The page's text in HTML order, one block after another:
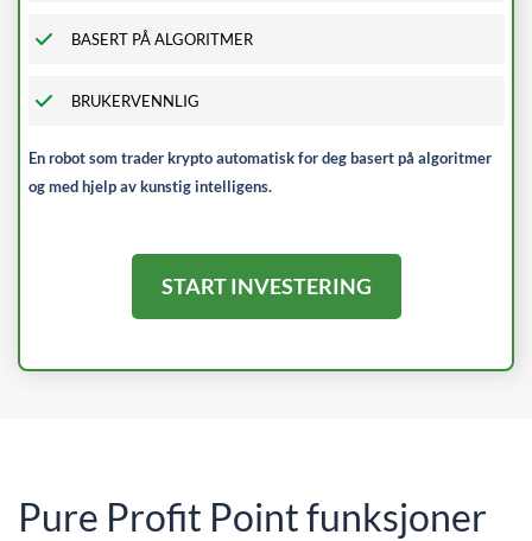
START INVESTERING
BASERT PÅ ALGORITMER
BRUKERVENNLIG
En robot som trader krypto automatisk for deg basert på algoritmer
og med hjelp av kunstig intelligens.
Pure Profit Point funksjoner